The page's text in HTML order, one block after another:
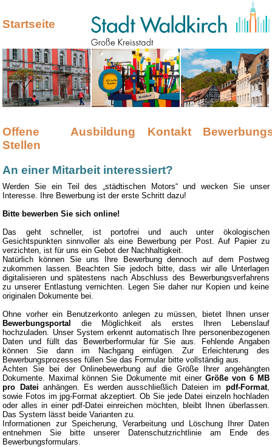
Startseite
Offene
Stellen
Ausbildung Kontakt
An einer Mitarbeit interessiert?
Werden Sie ein Teil des „städtischen Motors“ und wecken Sie unser
Interesse. Ihre Bewerbung ist der erste Schritt dazu!
Bitte bewerben Sie sich online!
Das geht schneller, ist portofrei und auch unter ökologischen
Gesichtspunkten sinnvoller als eine Bewerbung per Post. Auf Papier zu
verzichten, ist für uns ein Gebot der Nachhaltigkeit.
Natürlich können Sie uns Ihre Bewerbung dennoch auf dem Postweg
zukommen lassen. Beachten Sie jedoch bitte, dass wir alle Unterlagen
digitalisieren und spätestens nach Abschluss des Bewerbungsverfahrens
zu unserer Entlastung vernichten. Legen Sie daher nur Kopien und keine
originalen Dokumente bei.
Ohne vorher ein Benutzerkonto anlegen zu müssen, bietet Ihnen unser
Bewerbungsportal
die Möglichkeit als erstes Ihren Lebenslauf
hochzuladen. Unser System erkennt automatisch Ihre personenbezogenen
Daten und füllt das Bewerberformular für Sie aus. Fehlende Angaben
können Sie dann im Nachgang einfügen. Zur Erleichterung des
Bewerbungsprozesses füllen Sie das Formular bitte vollständig aus.
Achten Sie bei der Onlinebewerbung auf die Größe Ihrer angehängten
Dokumente. Maximal können Sie Dokumente mit einer Größe von 6 MB
pro Datei anhängen. Es werden ausschließlich Dateien im pdf-Format,
sowie Fotos im jpg-Format akzeptiert. Ob Sie jede Datei einzeln hochladen
oder alles in einer pdf-Datei einreichen möchten, bleibt Ihnen überlassen.
Das System lässt beide Varianten zu.
Informationen zur Speicherung, Verarbeitung und Löschung Ihrer Daten
entnehmen Sie bitte unserer Datenschutzrichtlinie am Ende des
Bewerbungsformulars.